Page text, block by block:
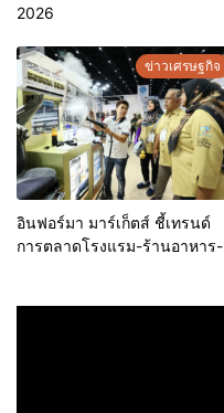
2026
ข่าวเศรษฐกิจ
อินฟอร์มา มาร์เก็ตส์ ชี้เทรนด์
การตลาดโรงแรม-ร้านอาหาร-